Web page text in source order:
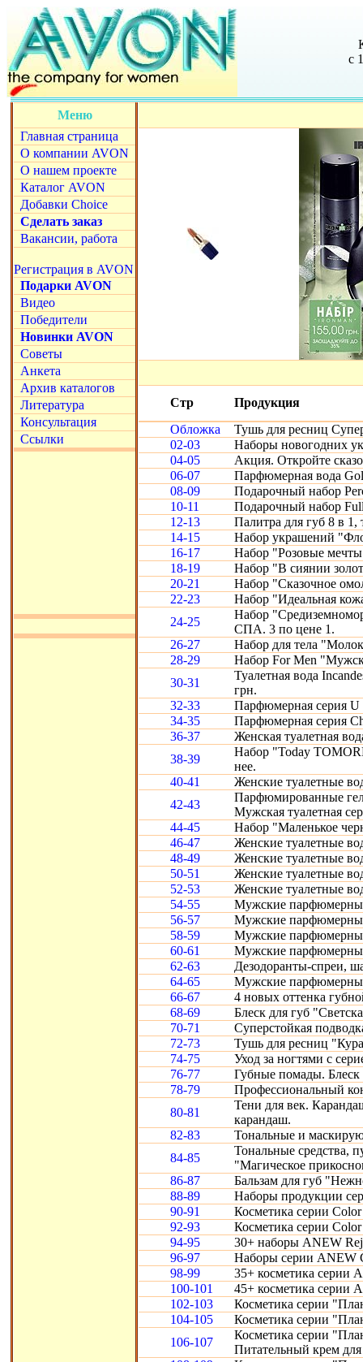
с
Меню
Главная страница
О компании AVON
О нашем проекте
Каталог AVON
Добавки Choice
Сделать заказ
Вакансии, работа
Регистрация в AVON
Подарки AVON
Видео
Победители
Новинки AVON
Советы
Анкета
Архив каталогов
Литература
Консультация
Ссылки
Стр
Продукция
Обложка
Тушь для ресниц
02-03
Наборы новогодних
04-05
Акция. Откройте
06-07
Парфюмерная вода
08-09
Подарочный набор
10-11
Подарочный набор
12-13
Палитра для губ 8 в 1,
14-15
Набор украшений
16-17
Набор "Розовые
18-19
Набор "В сиянии
20-21
Набор "Сказочное
22-23
Набор "Идеальная
24-25
Набор
СПА. 3 по цене 1.
26-27
Набор для тела
28-29
Набор For Men
30-31
Туалетная вода
грн.
32-33
Парфюмерная серия U
34-35
Парфюмерная серия
36-37
Женская туалетная
38-39
Набор "Today
нее.
40-41
Женские туалетные
42-43
Парфюмированные
Мужская туалетная
44-45
Набор "Маленькое
46-47
Женские туалетные
48-49
Женские туалетные
50-51
Женские туалетные
52-53
Женские туалетные
54-55
Мужские
56-57
Мужские
58-59
Мужские
60-61
Мужские
62-63
Дезодоранты-спреи,
64-65
Мужские
66-67
4 новых оттенка
68-69
Блеск для губ
70-71
Суперстойкая
72-73
Тушь для ресниц
74-75
Уход за ногтями с
76-77
Губные помады. Блеск
78-79
Профессиональный
80-81
Тени для век.
карандаш.
82-83
Тональные и
84-85
Тональные средства,
"Магическое
86-87
Бальзам для губ
88-89
Наборы продукции
90-91
Косметика серии
92-93
Косметика серии
94-95
30+ наборы ANEW
96-97
Наборы серии ANEW
98-99
35+ косметика серии
100-101
45+ косметика серии
102-103
Косметика серии
104-105
Косметика серии
106-107
Косметика серии
Питательный крем для